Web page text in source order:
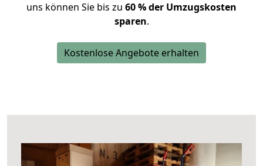
uns können Sie bis zu 60 % der Umzugskosten
sparen.
Kostenlose Angebote erhalten